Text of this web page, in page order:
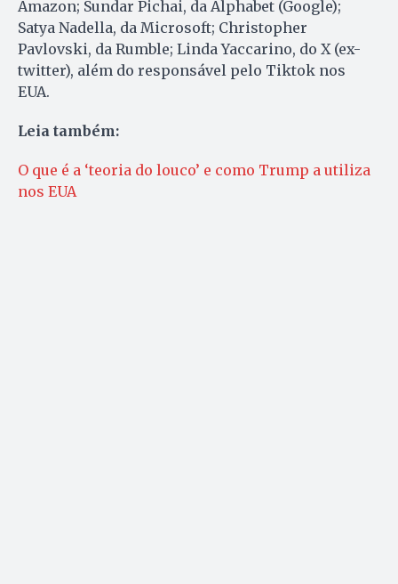
Amazon; Sundar Pichai, da Alphabet (Google);
Satya Nadella, da Microsoft; Christopher
Pavlovski, da Rumble; Linda Yaccarino, do X (ex-
twitter), além do responsável pelo Tiktok nos
EUA.
Leia também:
O que é a ‘teoria do louco’ e como Trump a utiliza
nos EUA